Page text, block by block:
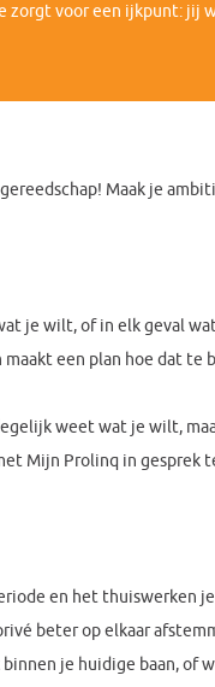
zorgt voor een ijkpunt:
Maak je
je wilt, of in elk geval
een plan hoe dat te
weet wat je wilt,
Mijn Prolinq in gesprek
en het thuiswerken
beter op elkaar
je huidige baan,